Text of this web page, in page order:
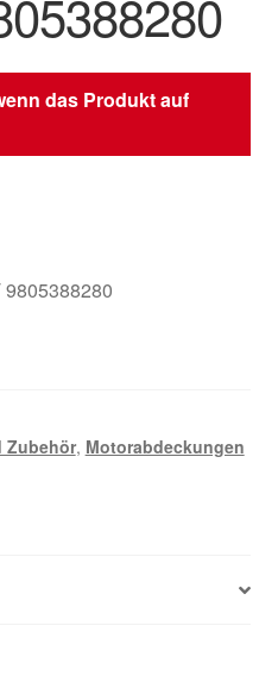
das Produkt auf
Zubehör, Motorabdeckungen